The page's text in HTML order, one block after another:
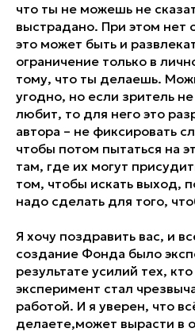
что ты не можешь не
выстрадано. При этом нет
это может быть и
ограничение только в
тому, что ты делаешь.
угодно, но если зритель
любит, то для него это
автора – не фиксировать
чтобы потом пытаться на
там, где их могут
том, чтобы искать выход,
надо сделать для того,
Я хочу поздравить вас, и
создание Фонда было
результате усилий тех,
эксперимент стал
работой. И я уверен, что
делаете,может вырасти в